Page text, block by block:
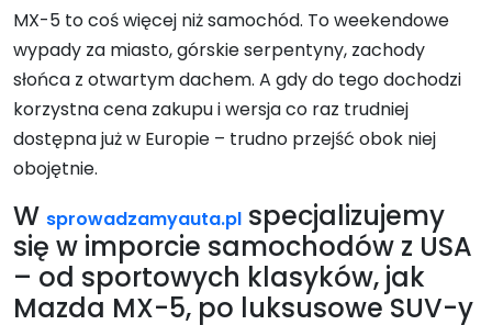
MX-5 to coś więcej niż samochód. To weekendowe
wypady za miasto, górskie serpentyny, zachody
słońca z otwartym dachem. A gdy do tego dochodzi
korzystna cena zakupu i wersja co raz trudniej
dostępna już w Europie – trudno przejść obok niej
obojętnie.
W sprowadzamyauta.pl specjalizujemy
się w imporcie samochodów z USA
– od sportowych klasyków, jak
Mazda MX-5, po luksusowe SUV-y